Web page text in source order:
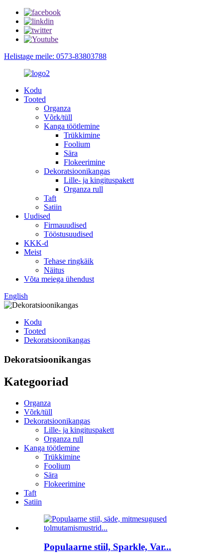
Helistage meile: 0573-83803788
Kodu
Tooted
Organza
Võrk/tüll
Kanga töötlemine
Trükkimine
Foolium
Sära
Flokeerimine
Dekoratsioonikangas
Lille- ja kingituspakett
Organza rull
Taft
Satiin
Uudised
Firmauudised
Tööstusuudised
KKK-d
Meist
Tehase ringkäik
Näitus
Võta meiega ühendust
English
Kodu
Tooted
Dekoratsioonikangas
Dekoratsioonikangas
Kategooriad
Organza
Võrk/tüll
Dekoratsioonikangas
Lille- ja kingituspakett
Organza rull
Kanga töötlemine
Trükkimine
Foolium
Sära
Flokeerimine
Taft
Satiin
Populaarne stiil, Sparkle, Var...